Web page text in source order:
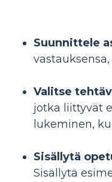
Suunnittele
Valitse
jotka liittyvät
lukeminen,
Sisällytä
Sisällytä